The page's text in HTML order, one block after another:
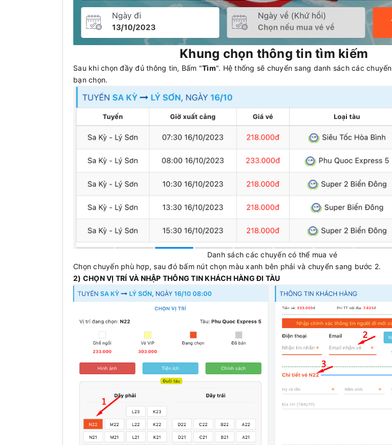
Khung chọn thông tin tìm kiếm
Sau khi chọn đầy đủ thông tin, Bấm "Tìm". Hệ thống sẽ chuyển sang danh sách các
bạn chọn.
Danh sách các chuyến có thể mua vé
Chọn chuyến phù hợp, sau đó bấm nút chọn màu xanh bên phải và chuyển sang bước 2.
2) CHỌN VỊ TRÍ VÀ NHẬP THÔNG TIN KHÁCH HÀNG ĐI TÀU